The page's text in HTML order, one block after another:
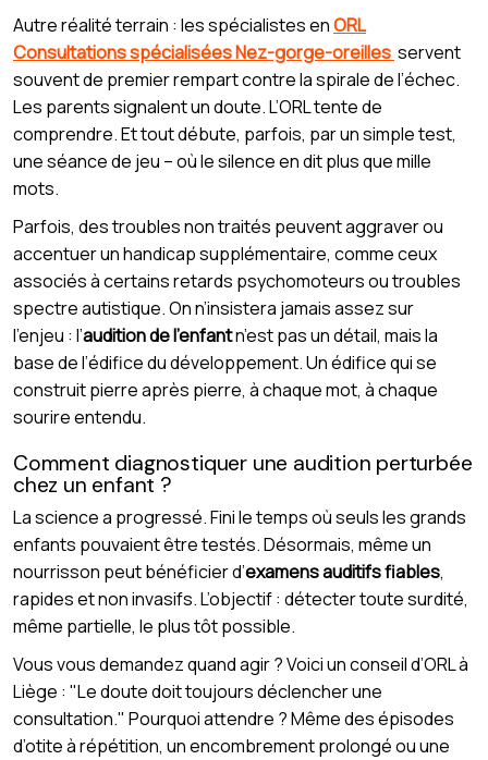
Autre réalité terrain : les spécialistes enORL
Consultations spécialisées Nez-gorge-oreilles servent
souvent de premier rempart contre la spirale de l’échec.
Les parents signalent un doute. L’ORL tente de
comprendre. Et tout débute, parfois, par un simple test,
une séance de jeu – où le silence en dit plus que mille
mots.
Parfois, des troubles non traités peuvent aggraver ou
accentuer un handicap supplémentaire, comme ceux
associés à certains retards psychomoteurs ou troubles
spectre autistique. On n’insistera jamais assez sur
l’enjeu : l’audition de l’enfantn’est pas un détail, mais la
base de l’édifice du développement. Un édifice qui se
construit pierre après pierre, à chaque mot, à chaque
sourire entendu.
Comment diagnostiquer une audition perturbée
chez un enfant ?
La science a progressé. Fini le temps où seuls les grands
enfants pouvaient être testés. Désormais, même un
nourrisson peut bénéficier d’examens auditifs fiables,
rapides et non invasifs. L’objectif : détecter toute surdité,
même partielle, le plus tôt possible.
Vous vous demandez quand agir ? Voici un conseil d’ORL à
Liège : "Le doute doit toujours déclencher une
consultation." Pourquoi attendre ? Même des épisodes
d’otite à répétition, un encombrement prolongé ou une